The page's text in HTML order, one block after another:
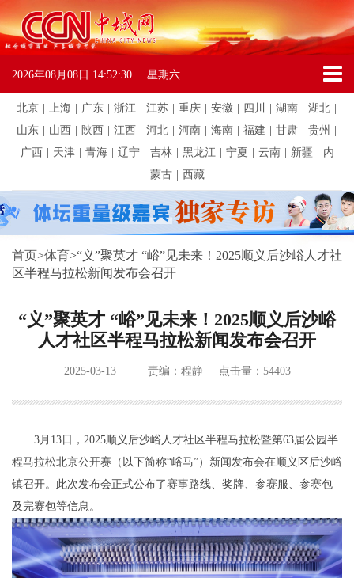
2026年08月08日 14:52:30 星期六
北京 上海 广东 浙江 江苏 重庆 安徽 四川 湖南 湖北
山东
山西 陕西 江西 河北 河南 海南 福建 甘肃 贵州
广西
天津 青海 辽宁 吉林 黑龙江 宁夏 云南 新疆
内
蒙古
西藏
首页>体育>“义”聚英才 “峪”见未来！2025顺义后沙峪人才社
区半程马拉松新闻发布会召开
“义”聚英才 “峪”见未来！2025顺义后沙峪
人才社区半程马拉松新闻发布会召开
2025-03-13 责编：程静 点击量：54403
3月13日，2025顺义后沙峪人才社区半程马拉松暨第63届公园半
程马拉松北京公开赛（以下简称“峪马”）新闻发布会在顺义区后沙峪
镇召开。此次发布会正式公布了赛事路线、奖牌、参赛服、参赛包
及完赛包等信息。